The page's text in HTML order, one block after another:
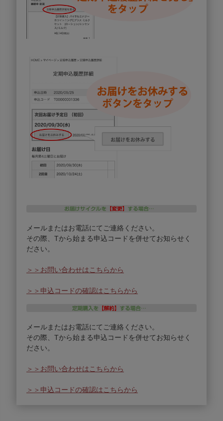
メールまたはお電話にてご連絡ください。
その際、Tから始まる申込コードを併せてお知らせく
ださい。
＞＞お問い合わせはこちらから
＞＞申込コードの確認はこちらから
メールまたはお電話にてご連絡ください。
その際、Tから始まる申込コードを併せてお知らせく
ださい。
＞＞お問い合わせはこちらから
＞＞申込コードの確認はこちらから